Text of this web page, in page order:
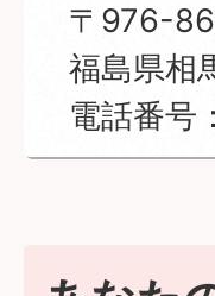
〒976-
福島県相
電話番